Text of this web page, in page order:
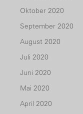
Oktober 2020
September 2020
August 2020
Juli 2020
Juni 2020
Mai 2020
April 2020